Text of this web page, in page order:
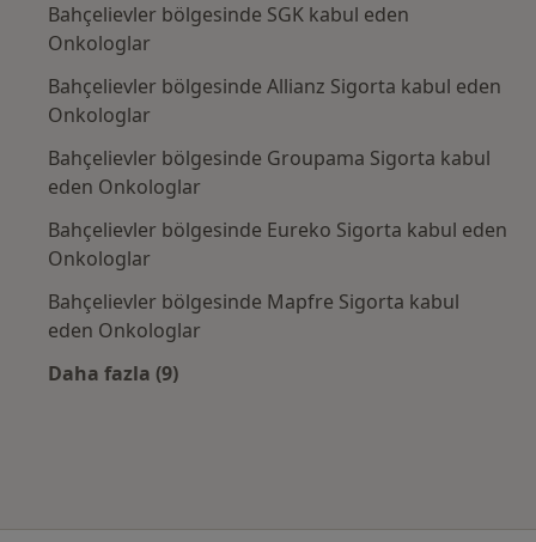
Bahçelievler bölgesinde SGK kabul eden
Onkologlar
Bahçelievler bölgesinde Allianz Sigorta kabul eden
Onkologlar
Bahçelievler bölgesinde Groupama Sigorta kabul
eden Onkologlar
Bahçelievler bölgesinde Eureko Sigorta kabul eden
Onkologlar
Bahçelievler bölgesinde Mapfre Sigorta kabul
eden Onkologlar
Daha fazla (9)